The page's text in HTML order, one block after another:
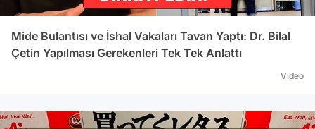
Mide Bulantısı ve İshal Vakaları Tavan Yaptı: Dr. Bilal
Çetin Yapılması Gerekenleri Tek Tek Anlattı
Video